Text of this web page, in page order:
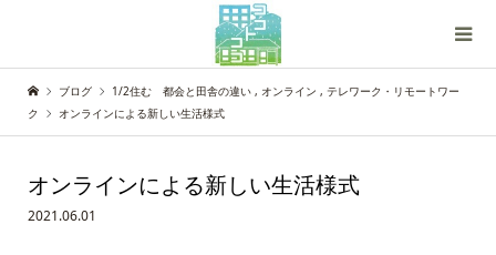
ブログ 1/2住む 都会と田舎の違い , オンライン , テレワーク・リモートワー
ク
オンラインによる新しい生活様式
オンラインによる新しい生活様式
2021.06.01